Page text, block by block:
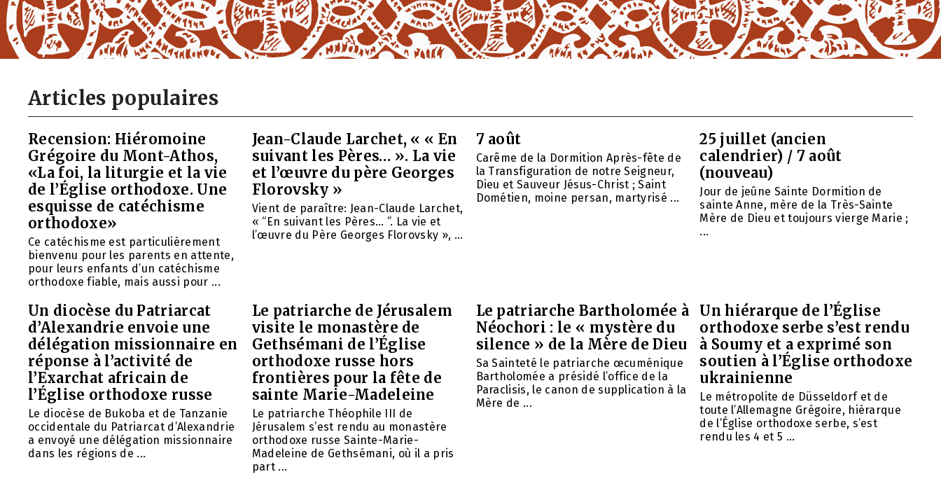
Articles populaires
Recension: Hiéromoine
Grégoire du Mont-Athos,
«La foi, la liturgie et la vie
de l’Église orthodoxe. Une
esquisse de catéchisme
orthodoxe»
Ce catéchisme est particulièrement
bienvenu pour les parents en attente,
pour leurs enfants d’un catéchisme
orthodoxe fiable, mais aussi pour ...
Jean-Claude Larchet, « « En
suivant les Pères… ». La vie
et l’œuvre du père Georges
Florovsky »
Vient de paraître: Jean-Claude Larchet,
« “En suivant les Pères… ”. La vie et
l’œuvre du Père Georges Florovsky », ...
7 août
Carême de la Dormition Après-fête de
la Transfiguration de notre Seigneur,
Dieu et Sauveur Jésus-Christ ; Saint
Dométien, moine persan, martyrisé ...
25 juillet (ancien
calendrier) / 7 août
(nouveau)
Jour de jeûne Sainte Dormition de
sainte Anne, mère de la Très-Sainte
Mère de Dieu et toujours vierge Marie ;
...
Un diocèse du Patriarcat
d’Alexandrie envoie une
délégation missionnaire en
réponse à l’activité de
l’Exarchat africain de
l’Église orthodoxe russe
Le diocèse de Bukoba et de Tanzanie
occidentale du Patriarcat d’Alexandrie
a envoyé une délégation missionnaire
dans les régions de ...
Le patriarche de Jérusalem
visite le monastère de
Gethsémani de l’Église
orthodoxe russe hors
frontières pour la fête de
sainte Marie-Madeleine
Le patriarche Théophile III de
Jérusalem s’est rendu au monastère
orthodoxe russe Sainte-Marie-
Madeleine de Gethsémani, où il a pris
part ...
Le patriarche Bartholomée à
Néochori : le « mystère du
silence » de la Mère de Dieu
Sa Sainteté le patriarche œcuménique
Bartholomée a présidé l’office de la
Paraclisis, le canon de supplication à la
Mère de ...
Un hiérarque de l’Église
orthodoxe serbe s’est rendu
à Soumy et a exprimé son
soutien à l’Église orthodoxe
ukrainienne
Le métropolite de Düsseldorf et de
toute l’Allemagne Grégoire, hiérarque
de l’Église orthodoxe serbe, s’est
rendu les 4 et 5 ...